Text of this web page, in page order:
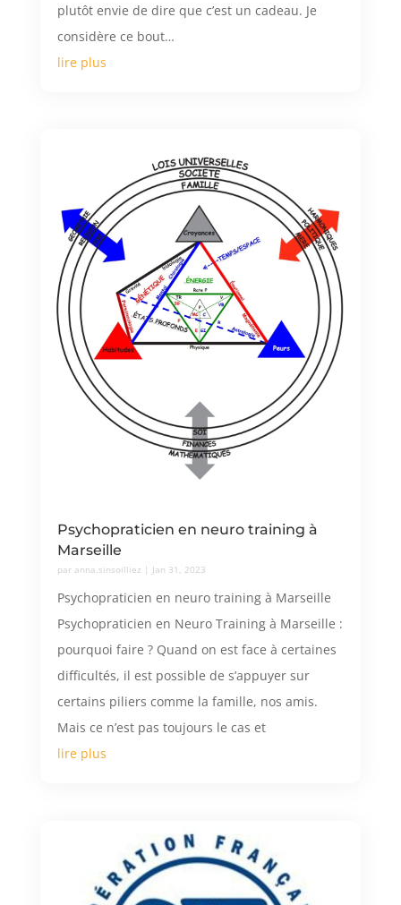
plutôt envie de dire que c’est un cadeau. Je
considère ce bout…
lire plus
Psychopraticien en neuro training à
Marseille
par anna.sinsoilliez | Jan 31, 2023
Psychopraticien en neuro training à Marseille
Psychopraticien en Neuro Training à Marseille :
pourquoi faire ? Quand on est face à certaines
difficultés, il est possible de s’appuyer sur
certains piliers comme la famille, nos amis.
Mais ce n’est pas toujours le cas et
lire plus